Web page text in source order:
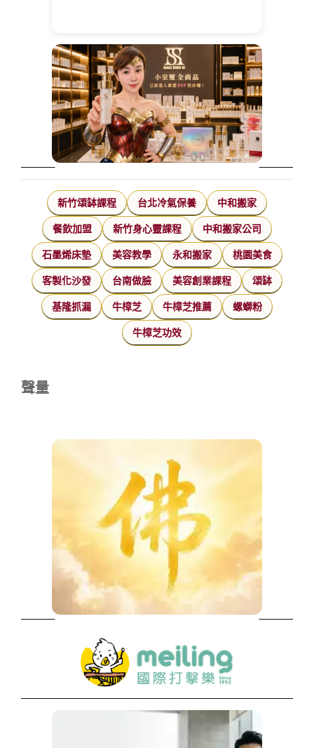
新竹頌缽課程 台北冷氣保養 中和搬家
餐飲加盟 新竹身心靈課程 中和搬家公司
石墨烯床墊 美容教學 永和搬家 桃園美食
客製化沙發 台南做臉 美容創業課程 頌缽
基隆抓漏 牛樟芝 牛樟芝推薦 螺螄粉
牛樟芝功效
聲量